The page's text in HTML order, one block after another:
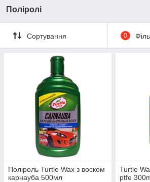
Поліролі
Сортування 0
Поліроль Turtle Wax з воском
карнауба 500мл
Turtle
ptfe